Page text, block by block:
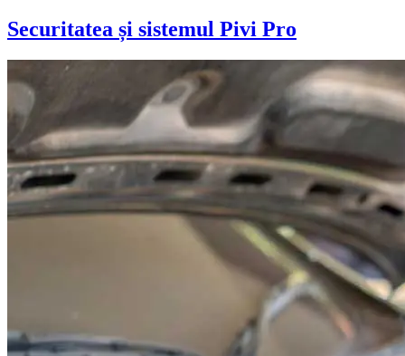
Securitatea și sistemul Pivi Pro